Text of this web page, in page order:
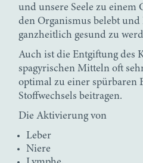
und unsere Seele zu einem
den Organismus belebt
ganzheitlich gesund zu
Auch ist die Entgiftung des
spagyrischen Mitteln oft
optimal zu einer spürbaren
Stoffwechsels beitragen.
Die Aktivierung von
Leber
Niere